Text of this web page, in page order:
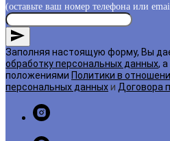
(оставьте ваш номер телефона или
Заполняя настоящую форму, Вы
обработку персональных данных,
положениями Политики в
персональных данныхи Договора